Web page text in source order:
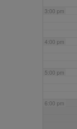
3:00 pm
4:00 pm
5:00 pm
6:00 pm